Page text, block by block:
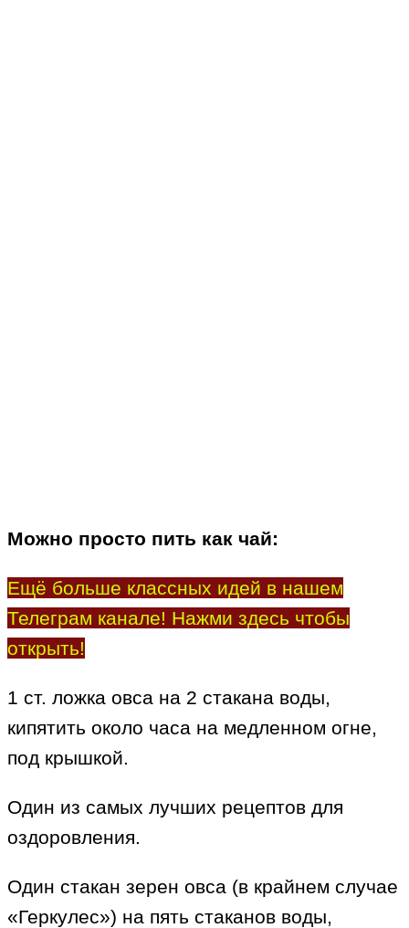
Можно просто пить как чай:
Ещё больше классных идей в нашем
Телеграм канале! Нажми здесь чтобы
открыть!
1 ст. ложка овса на 2 стакана воды,
кипятить около часа на медленном огне,
под крышкой.
Один из самых лучших рецептов для
оздоровления.
Один стакан зерен овса (в крайнем случае
«Геркулес») на пять стаканов воды,